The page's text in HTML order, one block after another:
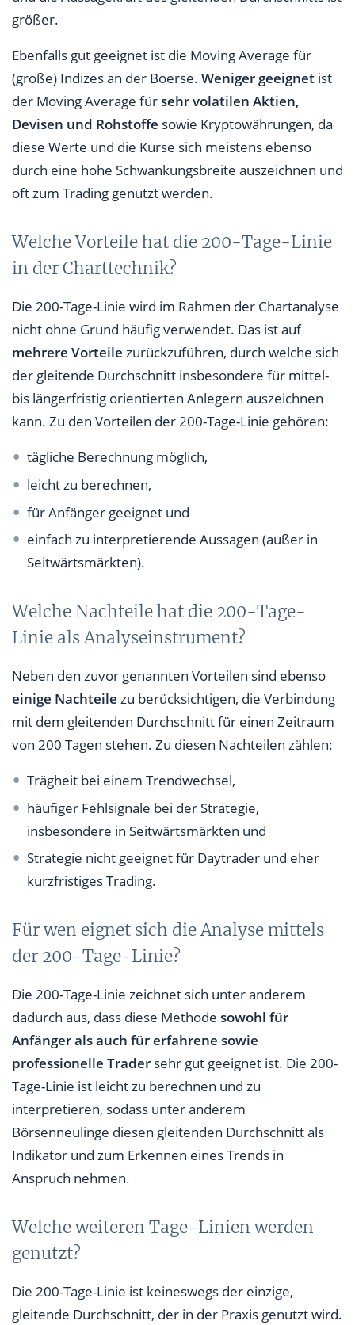
größer.
Ebenfalls gut geeignet ist die Moving Average für
(große) Indizes an der Boerse. Weniger geeignet ist
der Moving Average fürsehr volatilen Aktien,
Devisen und Rohstoffe sowie Kryptowährungen, da
diese Werte und die Kurse sich meistens ebenso
durch eine hohe Schwankungsbreite auszeichnen und
oft zum Trading genutzt werden.
Welche Vorteile hat die 200-Tage-Linie
in der Charttechnik?
Die 200-Tage-Linie wird im Rahmen der Chartanalyse
nicht ohne Grund häufig verwendet. Das ist auf
mehrere Vorteile zurückzuführen, durch welche sich
der gleitende Durchschnitt insbesondere für mittel-
bis längerfristig orientierten Anlegern auszeichnen
kann. Zu den Vorteilen der 200-Tage-Linie gehören:
tägliche Berechnung möglich,
leicht zu berechnen,
für Anfänger geeignet und
einfach zu interpretierende Aussagen (außer in
Seitwärtsmärkten).
Welche Nachteile hat die 200-Tage-
Linie als Analyseinstrument?
Neben den zuvor genannten Vorteilen sind ebenso
einige Nachteile zu berücksichtigen, die Verbindung
mit dem gleitenden Durchschnitt für einen Zeitraum
von 200 Tagen stehen. Zu diesen Nachteilen zählen:
Trägheit bei einem Trendwechsel,
häufiger Fehlsignale bei der Strategie,
insbesondere in Seitwärtsmärkten und
Strategie nicht geeignet für Daytrader und eher
kurzfristiges Trading.
Für wen eignet sich die Analyse mittels
der 200-Tage-Linie?
Die 200-Tage-Linie zeichnet sich unter anderem
dadurch aus, dass diese Methode sowohl für
Anfänger als auch für erfahrene sowie
professionelle Trader sehr gut geeignet ist. Die 200-
Tage-Linie ist leicht zu berechnen und zu
interpretieren, sodass unter anderem
Börsenneulinge diesen gleitenden Durchschnitt als
Indikator und zum Erkennen eines Trends in
Anspruch nehmen.
Welche weiteren Tage-Linien werden
genutzt?
Die 200-Tage-Linie ist keineswegs der einzige,
gleitende Durchschnitt, der in der Praxis genutzt wird.